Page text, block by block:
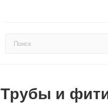
Трубы и